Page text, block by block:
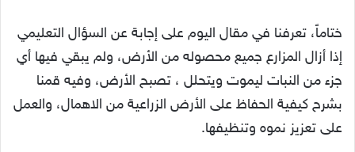
ختاماً، تعرفنا في مقال اليوم على إجابة عن السؤال التعليمي
إذا أزال المزارع جميع محصوله من الأرض، ولم يبقي فيها أي
جزء من النبات ليموت ويتحلل ، تصبح الأرض، وفيه قمنا
بشرح كيفية الحفاظ على الأرض الزراعية من الاهمال، والعمل
على تعزيز نموه وتنظيفها.